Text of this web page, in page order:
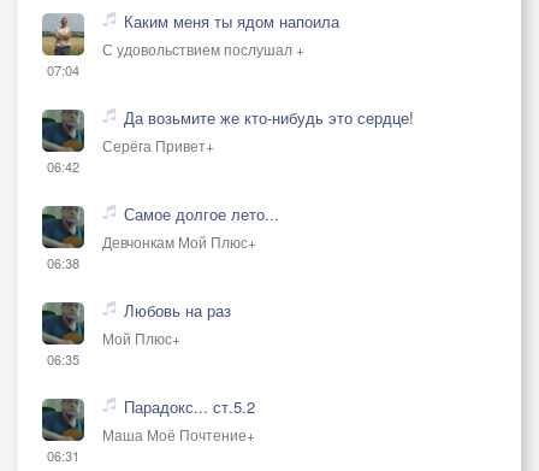
07:04
Каким меня ты ядом напоила
С удовольствием послушал +
06:42
Да возьмите же кто-нибудь это сердце!
Серёга Привет+
06:38
Самое долгое лето...
Девчонкам Мой Плюс+
06:35
Любовь на раз
Мой Плюс+
06:31
Парадокс... ст.5.2
Маша Моё Почтение+